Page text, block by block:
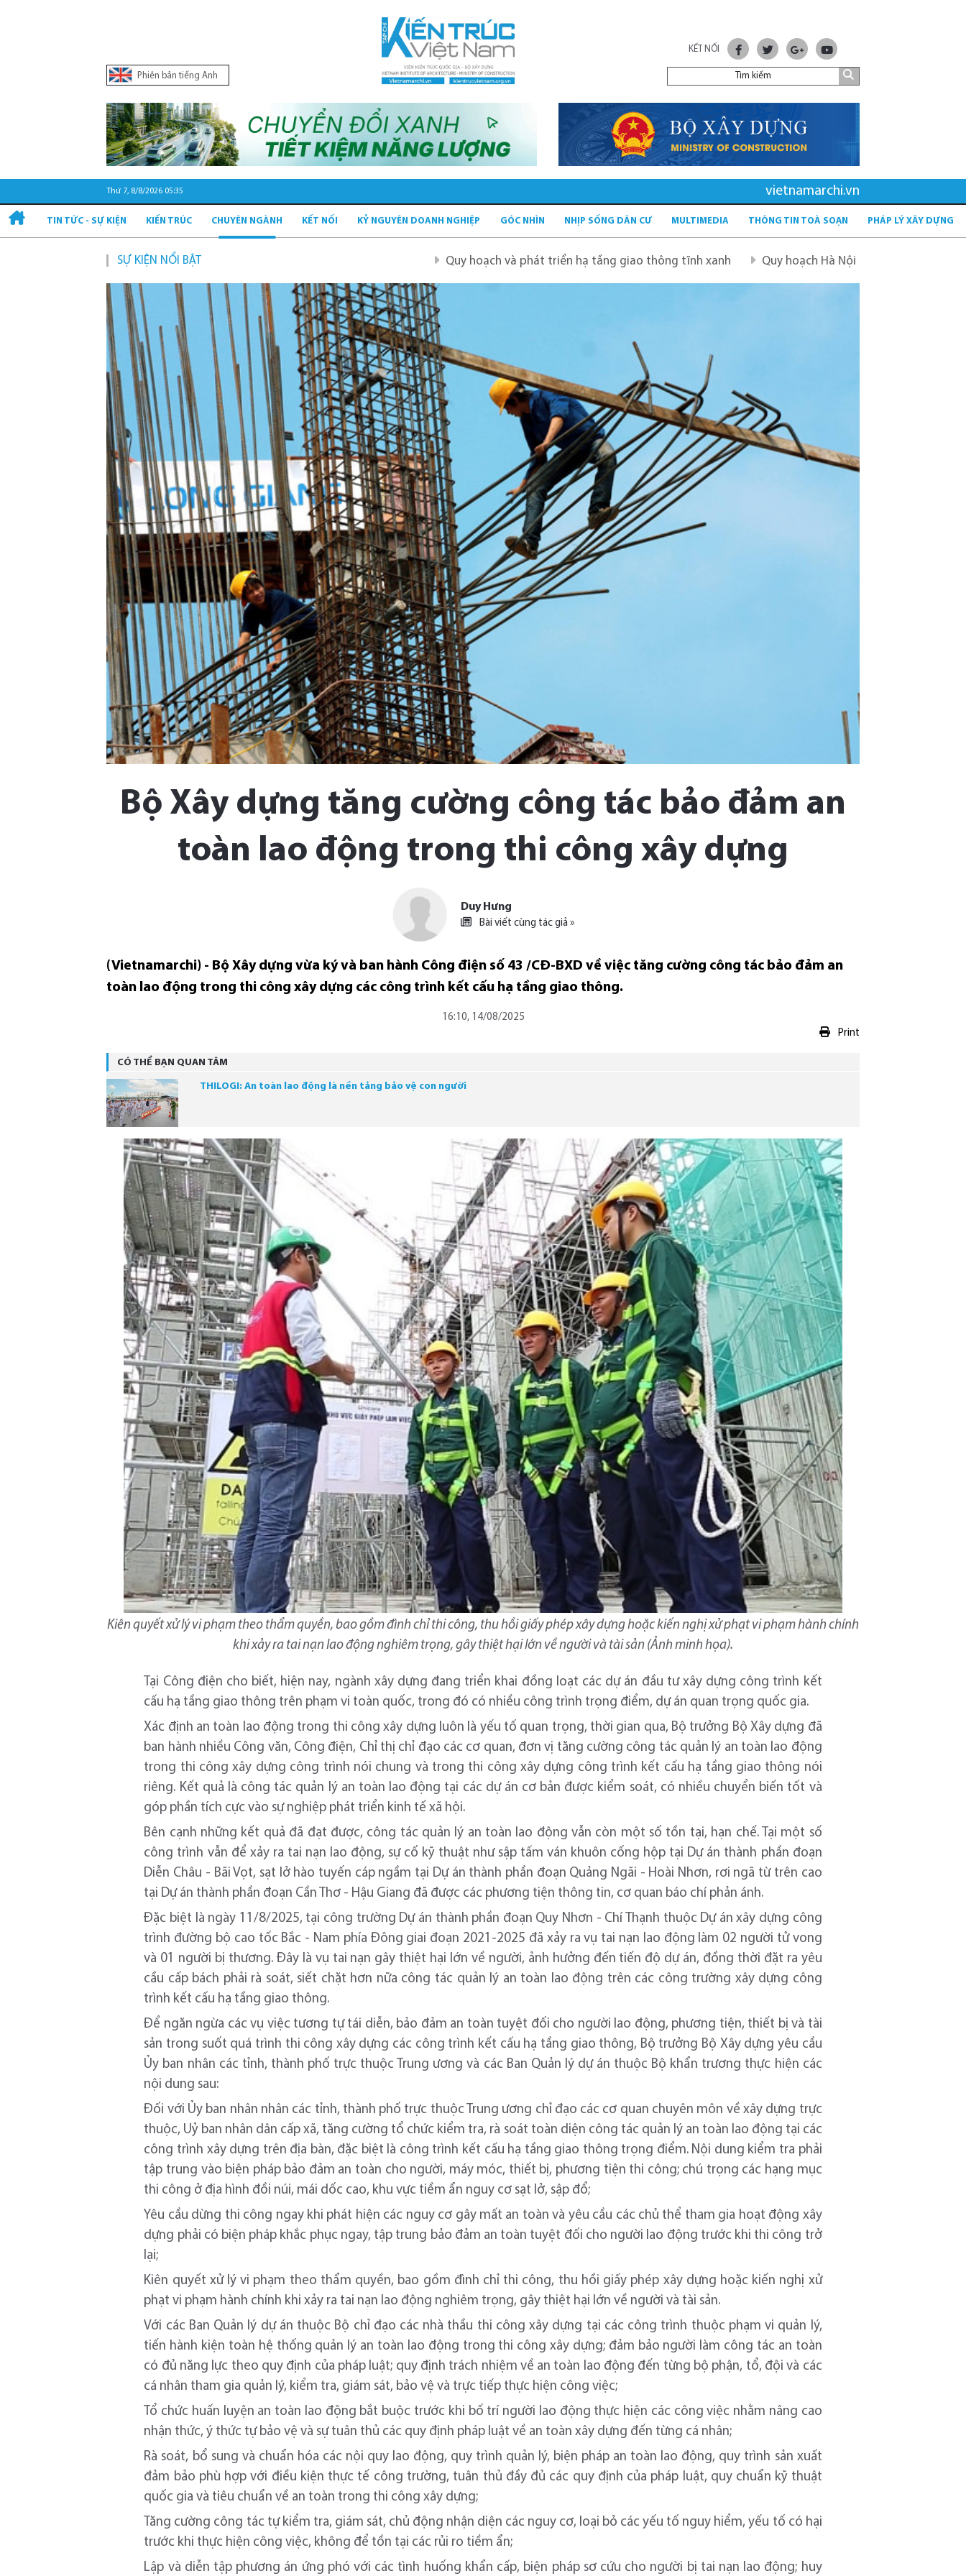
Phiên bản tiếng Anh
KẾT NỐI
Thứ 7, 8/8/2026 05:35 vietnamarchi.vn
TIN TỨC - SỰ KIỆN KIẾN TRÚC CHUYÊN NGÀNH KẾT NỐI KỶ NGUYÊN DOANH NGHIỆP GÓC NHÌN NHỊP SỐNG DÂN CƯ MULTIMEDIA THÔNG TIN TOÀ SOẠN PHÁP LÝ XÂY DỰNG
SỰ KIỆN NỔI BẬT Quy hoạch và phát triển hạ tầng giao thông tĩnh xanh Quy hoạch Hà Nội tầm nhìn 100 năm
Bộ Xây dựng tăng cường công tác bảo đảm an
toàn lao động trong thi công xây dựng
Duy Hưng
Bài viết cùng tác giả »
(Vietnamarchi) - Bộ Xây dựng vừa ký và ban hành Công điện số 43 /CĐ-BXD về việc tăng cường công tác bảo đảm an
toàn lao động trong thi công xây dựng các công trình kết cấu hạ tầng giao thông.
16:10, 14/08/2025
Print
CÓ THỂ BẠN QUAN TÂM
THILOGI: An toàn lao động là nền tảng bảo vệ con người
Kiên quyết xử lý vi phạm theo thẩm quyền, bao gồm đình chỉ thi công, thu hồi giấy phép xây dựng hoặc kiến nghị xử phạt vi phạm hành chính
khi xảy ra tai nạn lao động nghiêm trọng, gây thiệt hại lớn về người và tài sản (Ảnh minh họa).
Tại Công điện cho biết, hiện nay, ngành xây dựng đang triển khai đồng loạt các dự án đầu tư xây dựng công trình kết
cấu hạ tầng giao thông trên phạm vi toàn quốc, trong đó có nhiều công trình trọng điểm, dự án quan trọng quốc gia.
Xác định an toàn lao động trong thi công xây dựng luôn là yếu tố quan trọng, thời gian qua, Bộ trưởng Bộ Xây dựng đã
ban hành nhiều Công văn, Công điện, Chỉ thị chỉ đạo các cơ quan, đơn vị tăng cường công tác quản lý an toàn lao động
trong thi công xây dựng công trình nói chung và trong thi công xây dựng công trình kết cấu hạ tầng giao thông nói
riêng. Kết quả là công tác quản lý an toàn lao động tại các dự án cơ bản được kiểm soát, có nhiều chuyển biến tốt và
góp phần tích cực vào sự nghiệp phát triển kinh tế xã hội.
Bên cạnh những kết quả đã đạt được, công tác quản lý an toàn lao động vẫn còn một số tồn tại, hạn chế. Tại một số
công trình vẫn để xảy ra tai nạn lao động, sự cố kỹ thuật như sập tấm ván khuôn cống hộp tại Dự án thành phần đoạn
Diễn Châu - Bãi Vọt, sạt lở hào tuyến cáp ngầm tại Dự án thành phần đoạn Quảng Ngãi - Hoài Nhơn, rơi ngã từ trên cao
tại Dự án thành phần đoạn Cần Thơ - Hậu Giang đã được các phương tiện thông tin, cơ quan báo chí phản ánh.
Đặc biệt là ngày 11/8/2025, tại công trường Dự án thành phần đoạn Quy Nhơn - Chí Thạnh thuộc Dự án xây dựng công
trình đường bộ cao tốc Bắc - Nam phía Đông giai đoạn 2021-2025 đã xảy ra vụ tai nạn lao động làm 02 người tử vong
và 01 người bị thương. Đây là vụ tai nạn gây thiệt hại lớn về người, ảnh hưởng đến tiến độ dự án, đồng thời đặt ra yêu
cầu cấp bách phải rà soát, siết chặt hơn nữa công tác quản lý an toàn lao động trên các công trường xây dựng công
trình kết cấu hạ tầng giao thông.
Để ngăn ngừa các vụ việc tương tự tái diễn, bảo đảm an toàn tuyệt đối cho người lao động, phương tiện, thiết bị và tài
sản trong suốt quá trình thi công xây dựng các công trình kết cấu hạ tầng giao thông, Bộ trưởng Bộ Xây dựng yêu cầu
Ủy ban nhân các tỉnh, thành phố trực thuộc Trung ương và các Ban Quản lý dự án thuộc Bộ khẩn trương thực hiện các
nội dung sau:
Đối với Ủy ban nhân nhân các tỉnh, thành phố trực thuộc Trung ương chỉ đạo các cơ quan chuyên môn về xây dựng trực
thuộc, Uỷ ban nhân dân cấp xã, tăng cường tổ chức kiểm tra, rà soát toàn diện công tác quản lý an toàn lao động tại các
công trình xây dựng trên địa bàn, đặc biệt là công trình kết cấu hạ tầng giao thông trọng điểm. Nội dung kiểm tra phải
tập trung vào biện pháp bảo đảm an toàn cho người, máy móc, thiết bị, phương tiện thi công; chú trọng các hạng mục
thi công ở địa hình đồi núi, mái dốc cao, khu vực tiềm ẩn nguy cơ sạt lở, sập đổ;
Yêu cầu dừng thi công ngay khi phát hiện các nguy cơ gây mất an toàn và yêu cầu các chủ thể tham gia hoạt động xây
dựng phải có biện pháp khắc phục ngay, tập trung bảo đảm an toàn tuyệt đối cho người lao động trước khi thi công trở
lại;
Kiên quyết xử lý vi phạm theo thẩm quyền, bao gồm đình chỉ thi công, thu hồi giấy phép xây dựng hoặc kiến nghị xử
phạt vi phạm hành chính khi xảy ra tai nạn lao động nghiêm trọng, gây thiệt hại lớn về người và tài sản.
Với các Ban Quản lý dự án thuộc Bộ chỉ đạo các nhà thầu thi công xây dựng tại các công trình thuộc phạm vi quản lý,
tiến hành kiện toàn hệ thống quản lý an toàn lao động trong thi công xây dựng; đảm bảo người làm công tác an toàn
có đủ năng lực theo quy định của pháp luật; quy định trách nhiệm về an toàn lao động đến từng bộ phận, tổ, đội và các
cá nhân tham gia quản lý, kiểm tra, giám sát, bảo vệ và trực tiếp thực hiện công việc;
Tổ chức huấn luyện an toàn lao động bắt buộc trước khi bố trí người lao động thực hiện các công việc nhằm nâng cao
nhận thức, ý thức tự bảo vệ và sự tuân thủ các quy định pháp luật về an toàn xây dựng đến từng cá nhân;
Rà soát, bổ sung và chuẩn hóa các nội quy lao động, quy trình quản lý, biện pháp an toàn lao động, quy trình sản xuất
đảm bảo phù hợp với điều kiện thực tế công trường, tuân thủ đầy đủ các quy định của pháp luật, quy chuẩn kỹ thuật
quốc gia và tiêu chuẩn về an toàn trong thi công xây dựng;
Tăng cường công tác tự kiểm tra, giám sát, chủ động nhận diện các nguy cơ, loại bỏ các yếu tố nguy hiểm, yếu tố có hại
trước khi thực hiện công việc, không để tồn tại các rủi ro tiềm ẩn;
Lập và diễn tập phương án ứng phó với các tình huống khẩn cấp, biện pháp sơ cứu cho người bị tai nạn lao động; huy